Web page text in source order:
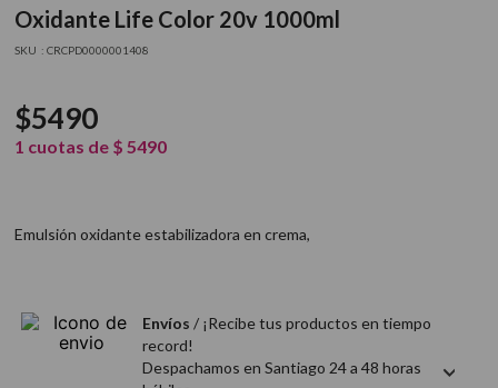
Oxidante Life Color 20v 1000ml
: CRCPD0000001408
$5490
1 cuotas de $ 5490
Emulsión oxidante estabilizadora en crema,
Envíos / ¡Recibe tus productos en tiempo
record!
Despachamos en Santiago 24 a 48 horas
3. farmavita
5. cepillo
6. gama